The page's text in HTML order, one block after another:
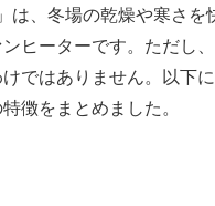
は、冬場の乾燥や寒さを
ヒーターです。ただし
ではありません。以下
徴をまとめました。